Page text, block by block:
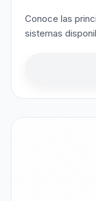
Conoce las
sistemas